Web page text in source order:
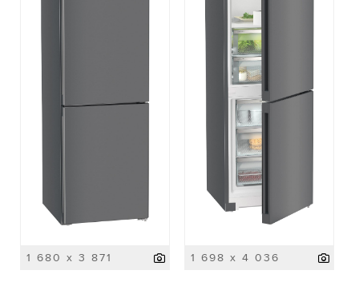
1 680 x 3 871 1 698 x 4 036